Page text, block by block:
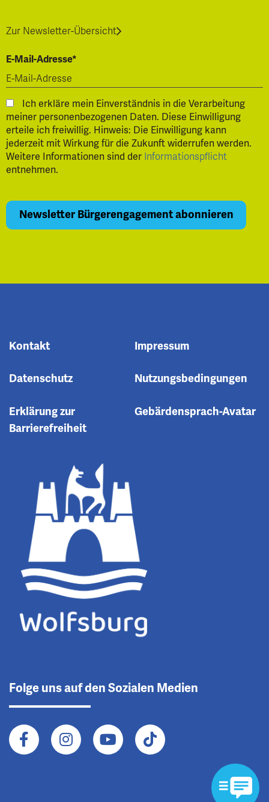
Zur Newsletter-Übersicht
E-Mail-Adresse*
Ich erkläre mein Einverständnis in die Verarbeitung
meiner personenbezogenen Daten. Diese Einwilligung
erteile ich freiwillig. Hinweis: Die Einwilligung kann
jederzeit mit Wirkung für die Zukunft widerrufen werden.
Weitere Informationen sind der Informationspflicht
entnehmen.
Kontakt Impressum
Datenschutz Nutzungsbedingungen
Erklärung zur
Barrierefreiheit
Gebärdensprach-Avatar
Folge uns auf den Sozialen Medien